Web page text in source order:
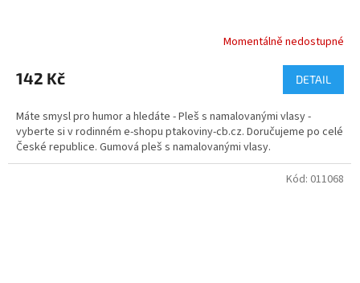
produktu
je
z
5
hvězdiček.
Momentálně nedostupné
142 Kč DETAIL
Máte smysl pro humor a hledáte - Pleš s namalovanými vlasy -
vyberte si v rodinném e-shopu ptakoviny-cb.cz. Doručujeme po celé
České republice. Gumová pleš s namalovanými vlasy.
Kód: 011068